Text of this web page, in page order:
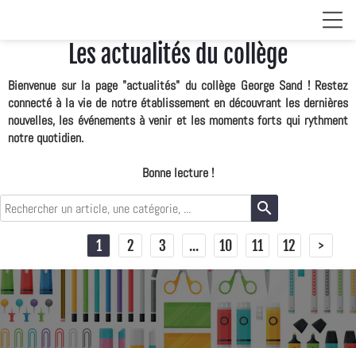
Les actualités du collège
Bienvenue sur la page "actualités" du collège George Sand ! Restez
connecté à la vie de notre établissement en découvrant les dernières
nouvelles, les événements à venir et les moments forts qui rythment
notre quotidien.
Bonne lecture !
search
1 2 3 ... 10 11 12 >